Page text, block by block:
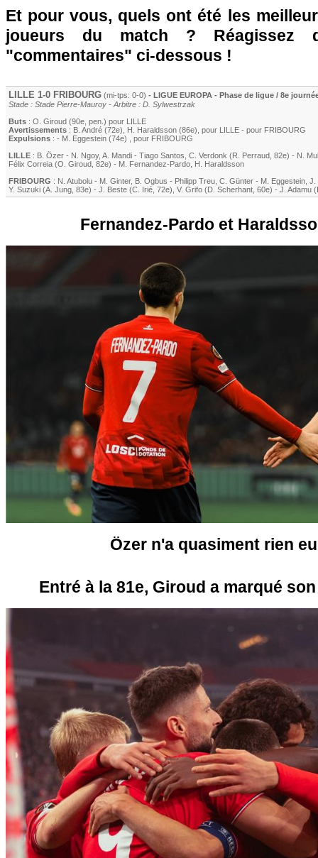
Et pour vous, quels ont été les
joueurs du match ? Réagissez
"commentaires" ci-dessous !
LILLE 1-0 FRIBOURG (mi-tps: 0-0) - LIGUE EUROPA - Phase de ligue / 8e
Stade : Stade Pierre-Mauroy - Arbitre : D. Sylwestrzak
Buts : O. Giroud (90e, pen.) pour LILLE
Avertissements : B. André (72e) H. Haraldsson (86e) , pour LILLE - pour FRIBOURG
Expulsions : - M. Eggestein (74e) , pour FRIBOURG
LILLE : B. Özer - N. Ngoy, A. Mandi - Tiago Santos C. Verdonk (R. Perraud , 82e) - N.
Félix Correia (O. Giroud , 82e) - M. Fernandez-Pardo H. Haraldsson
FRIBOURG : N. Atubolu - M. Ginter, B. Ogbus - Philipp Treu C. Günter - M. Eggestein J.
Y. Suzuki (A. Jung , 83e) - J. Beste (C. Irié , 72e) V. Grifo (D. Scherhant , 60e) - J. Adamu (
Fernandez-Pardo et
Özer n'a quasiment rien
Entré à la 81e, Giroud a marqué